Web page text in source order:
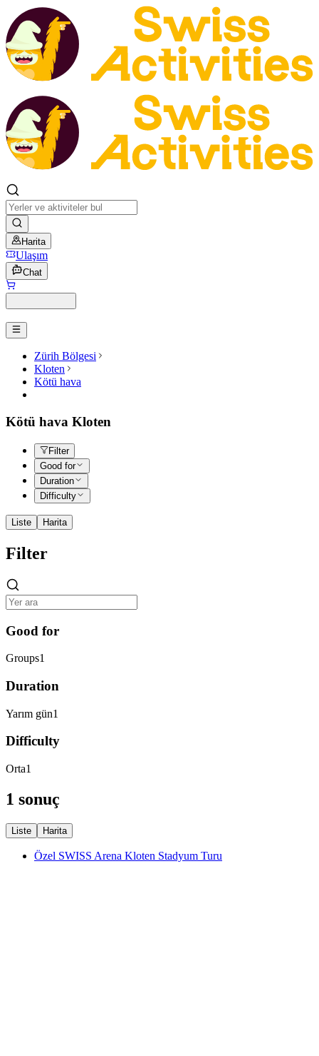
Harita
Ulaşım
Chat
Zürih Bölgesi
Kloten
Kötü hava
Kötü hava Kloten
Filter
Good for
Duration
Difficulty
Liste Harita
Filter
Good for
Groups1
Duration
Yarım gün1
Difficulty
Orta1
1 sonuç
Liste Harita
Özel SWISS Arena Kloten Stadyum Turu